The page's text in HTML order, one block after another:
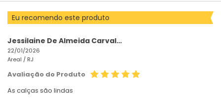
Eu recomendo este produto
Jessilaine De Almeida Carvalho Lucena
22/01/2026
Areal / RJ
Avaliação do Produto
As calças são lindas